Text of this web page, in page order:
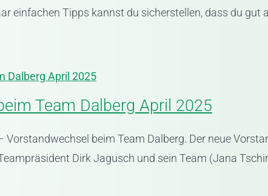
einfachen Tipps kannst du sicherstellen, dass du gut
Dalberg April 2025
Team Dalberg April 2025
Vorstandwechsel beim Team Dalberg. Der neue
Dirk Jagusch und sein Team (Jana